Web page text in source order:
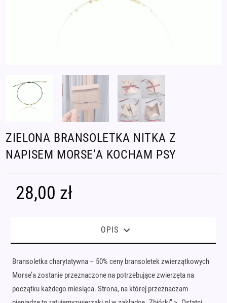
ZIELONA BRANSOLETKA NITKA Z
NAPISEM MORSE’A KOCHAM PSY
28,00 zł
OPIS
Bransoletka charytatywna – 50% ceny bransoletek zwierzątkowych
Morse’a zostanie przeznaczone na potrzebujące zwierzęta na
początku każdego miesiąca. Strona, na której przeznaczam